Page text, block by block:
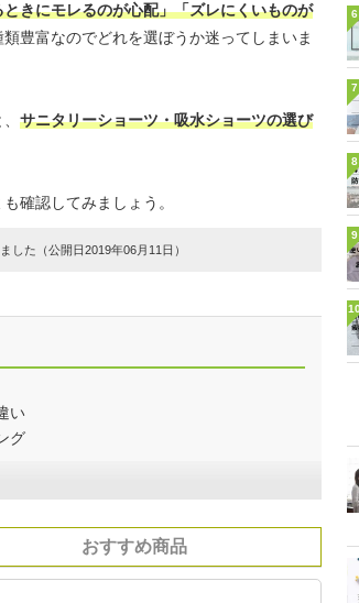
ときにモレるのが心配」「ズレにくいものが
豊富なのでどれを選ぼうか迷ってしまいま
サニタリーショーツ・吸水ショーツの選び
確認してみましょう。
した（公開日2019年06月11日）
い
グ
おすすめ商品
6
7
8
9